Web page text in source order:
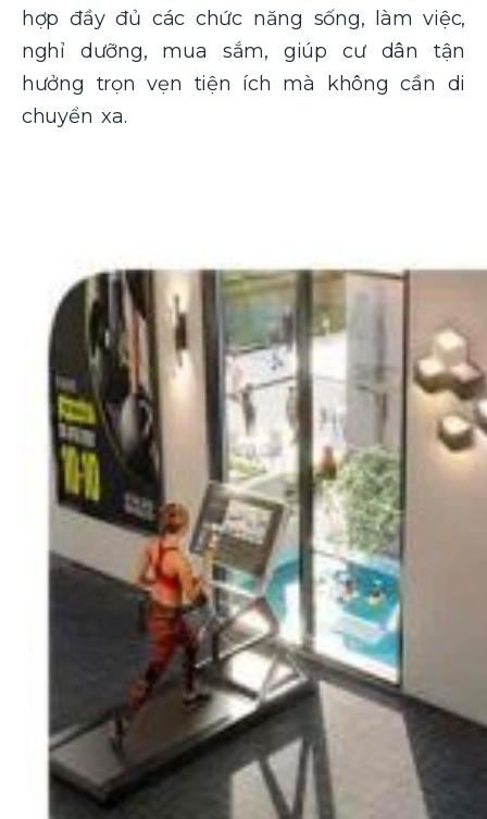
hợp đầy đủ các chức năng sống, làm việc,
nghỉ dưỡng, mua sắm, giúp cư dân tận
hưởng trọn vẹn tiện ích mà không cần di
chuyển xa.